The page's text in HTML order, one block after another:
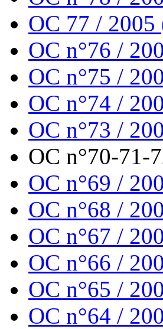
OC 77 / 2005
OC n°76 /
OC n°75 /
OC n°74 /
OC n°73 /
OC n°70-71-
OC n°69 /
OC n°68 /
OC n°67 /
OC n°66 /
OC n°65 /
OC n°64 /